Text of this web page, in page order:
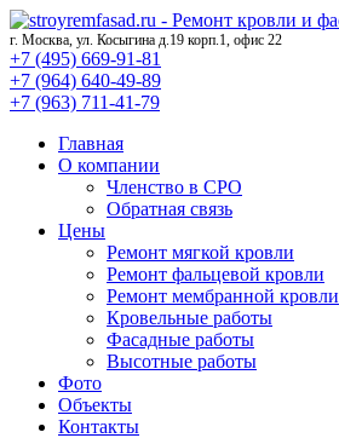
г. Москва, ул. Косыгина д.19 корп.1, офис 22
+7 (495) 669-91-81
+7 (964) 640-49-89
+7 (963) 711-41-79
Главная
О компании
Членство в СРО
Обратная связь
Цены
Ремонт мягкой кровли
Ремонт фальцевой кровли
Ремонт мембранной кровли
Кровельные работы
Фасадные работы
Высотные работы
Фото
Объекты
Контакты